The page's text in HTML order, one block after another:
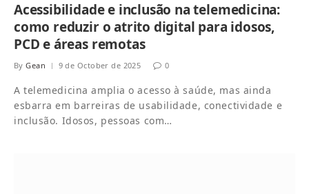
Acessibilidade e inclusão na telemedicina:
como reduzir o atrito digital para idosos,
PCD e áreas remotas
By Gean 9 de October de 2025 0
A telemedicina amplia o acesso à saúde, mas ainda
esbarra em barreiras de usabilidade, conectividade e
inclusão. Idosos, pessoas com…